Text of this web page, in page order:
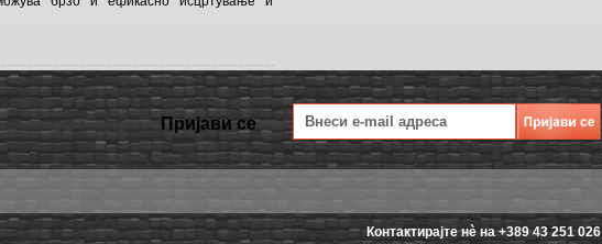
Пријави се
Контактирајте нè на +389 43 251 026